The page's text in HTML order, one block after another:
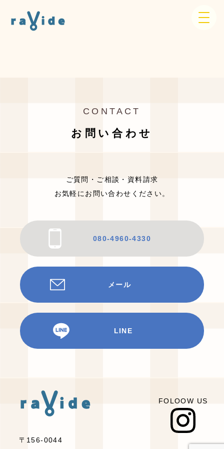
CONTACT
お問い合わせ
ご質問・ご相談・資料請求
お気軽にお問い合わせください。
080-4960-4330
メール
LINE
〒156-0044
FOLOOW US